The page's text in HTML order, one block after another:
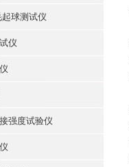
球测试仪
仪
强度试验仪